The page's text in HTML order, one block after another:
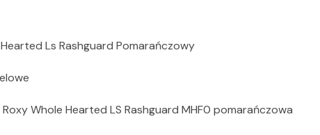
Ls Rashguard Pomarańczowy
Whole Hearted LS Rashguard MHF0 pomarańczowa